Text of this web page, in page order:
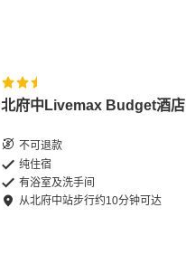
北府中Livemax Budget酒店
不可退款
纯住宿
有浴室及洗手间
从北府中站步行约10分钟可达